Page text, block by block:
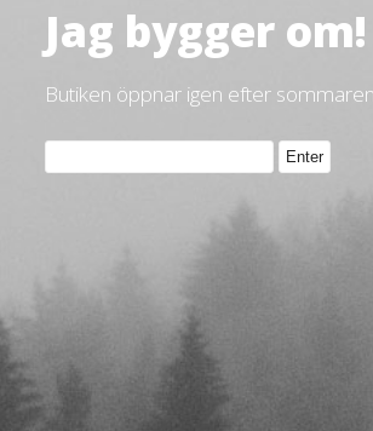
Jag bygger om!
Butiken öppnar igen efter